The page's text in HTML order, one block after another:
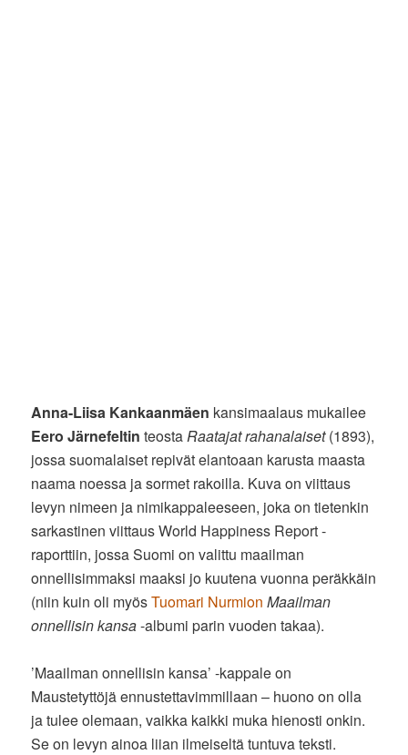
Anna-Liisa Kankaanmäen kansimaalaus mukailee
Eero Järnefeltin teosta Raatajat rahanalaiset(1893),
jossa suomalaiset repivät elantoaan karusta maasta
naama noessa ja sormet rakoilla. Kuva on viittaus
levyn nimeen ja nimikappaleeseen, joka on tietenkin
sarkastinen viittaus World Happiness Report -
raporttiin, jossa Suomi on valittu maailman
onnellisimmaksi maaksi jo kuutena vuonna peräkkäin
(niin kuin oli myösTuomari Nurmion Maailman
onnellisin kansa-albumi parin vuoden takaa).
’Maailman onnellisin kansa’ -kappale on
Maustetyttöjä ennustettavimmillaan – huono on olla
ja tulee olemaan, vaikka kaikki muka hienosti onkin.
Se on levyn ainoa liian ilmeiseltä tuntuva teksti.